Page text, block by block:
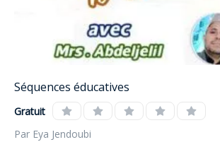
Séquences éducatives
Gratuit
Par Eya Jendoubi